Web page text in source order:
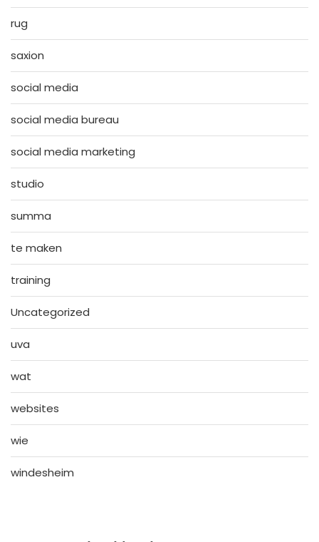
rug
saxion
social media
social media bureau
social media marketing
studio
summa
te maken
training
Uncategorized
uva
wat
websites
wie
windesheim